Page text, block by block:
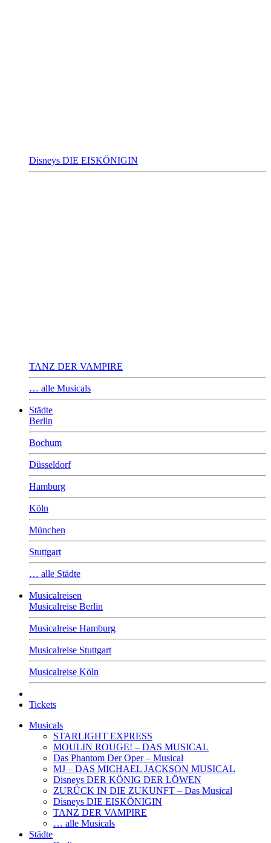
Disneys DIE EISKÖNIGIN
TANZ DER VAMPIRE
… alle Musicals
Städte
Berlin
Bochum
Düsseldorf
Hamburg
Köln
München
Stuttgart
… alle Städte
Musicalreisen
Musicalreise Berlin
Musicalreise Hamburg
Musicalreise Stuttgart
Musicalreise Köln
Tickets
Musicals
STARLIGHT EXPRESS
MOULIN ROUGE! – DAS MUSICAL
Das Phantom Der Oper – Musical
MJ – DAS MICHAEL JACKSON MUSICAL
Disneys DER KÖNIG DER LÖWEN
ZURÜCK IN DIE ZUKUNFT – Das Musical
Disneys DIE EISKÖNIGIN
TANZ DER VAMPIRE
… alle Musicals
Städte